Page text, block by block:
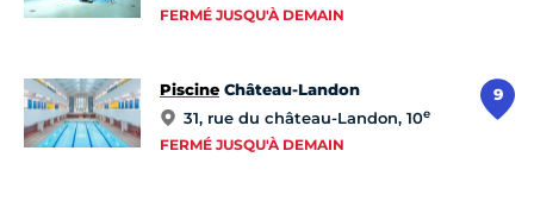
FERMÉ JUSQU'À DEMAIN
9
Piscine Château-Landon
31, rue du château-Landon, 10e
FERMÉ JUSQU'À DEMAIN